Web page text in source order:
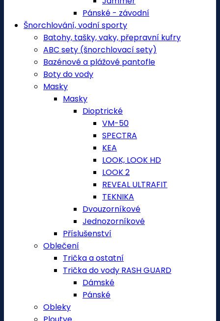
Pánské - závodní
Šnorchlování, vodní sporty
Batohy, tašky, vaky, přepravní kufry
ABC sety (šnorchlovací sety)
Bazénové a plážové pantofle
Boty do vody
Masky
Masky
Dioptrické
VM-50
SPECTRA
KEA
LOOK, LOOK HD
LOOK 2
REVEAL ULTRAFIT
TEKNIKA
Dvouzorníkové
Jednozorníkové
Příslušenství
Oblečení
Trička a ostatní
Trička do vody RASH GUARD
Dámské
Pánské
Obleky